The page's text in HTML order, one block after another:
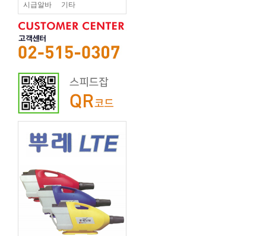
시급알바 기타